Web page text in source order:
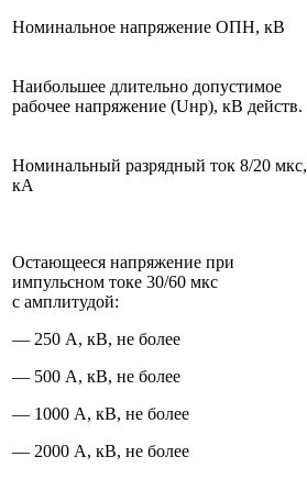
Номинальное напряжение ОПН, кВ
Наибольшее длительно допустимое
рабочее напряжение (Uнр), кВ действ.
Номинальный разрядный ток 8/20 мкс,
кА
Остающееся напряжение при
импульсном токе 30/60 мкс
с амплитудой:
— 250 А, кВ, не более
— 500 А, кВ, не более
— 1000 А, кВ, не более
— 2000 А, кВ, не более